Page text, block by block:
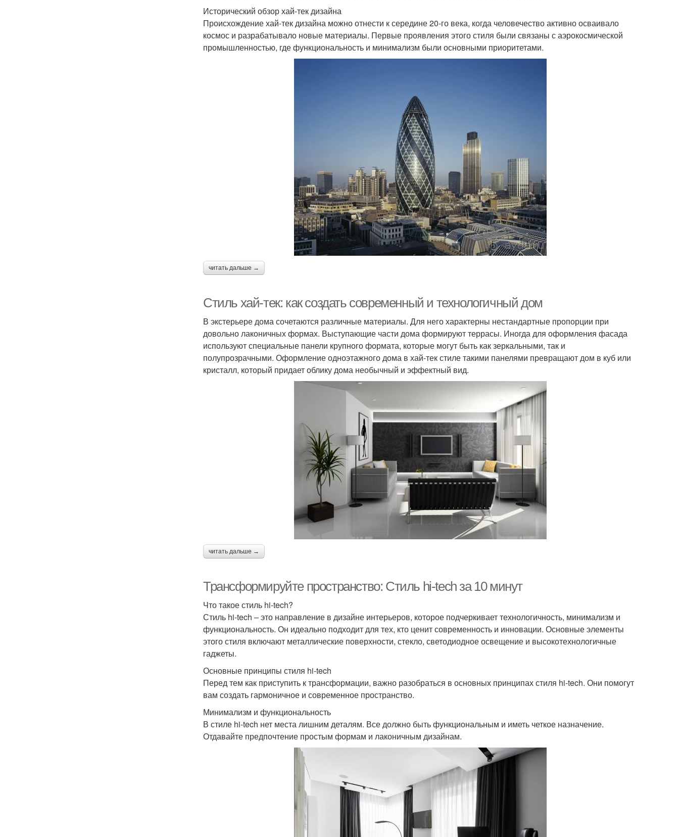
Исторический обзор хай-тек дизайна
Происхождение хай-тек дизайна можно отнести к середине 20-го века, когда человечество активно осваивало
космос и разрабатывало новые материалы. Первые проявления этого стиля были связаны с аэрокосмической
промышленностью, где функциональность и минимализм были основными приоритетами.
читать дальше →
Стиль хай-тек: как создать современный и технологичный дом
В экстерьере дома сочетаются различные материалы. Для него характерны нестандартные пропорции при
довольно лаконичных формах. Выступающие части дома формируют террасы. Иногда для оформления фасада
используют специальные панели крупного формата, которые могут быть как зеркальными, так и
полупрозрачными. Оформление одноэтажного дома в хай-тек стиле такими панелями превращают дом в куб или
кристалл, который придает облику дома необычный и эффектный вид.
читать дальше →
Трансформируйте пространство: Стиль hi-tech за 10 минут
Что такое стиль hi-tech?
Стиль hi-tech – это направление в дизайне интерьеров, которое подчеркивает технологичность, минимализм и
функциональность. Он идеально подходит для тех, кто ценит современность и инновации. Основные элементы
этого стиля включают металлические поверхности, стекло, светодиодное освещение и высокотехнологичные
гаджеты.
Основные принципы стиля hi-tech
Перед тем как приступить к трансформации, важно разобраться в основных принципах стиля hi-tech. Они помогут
вам создать гармоничное и современное пространство.
Минимализм и функциональность
В стиле hi-tech нет места лишним деталям. Все должно быть функциональным и иметь четкое назначение.
Отдавайте предпочтение простым формам и лаконичным дизайнам.